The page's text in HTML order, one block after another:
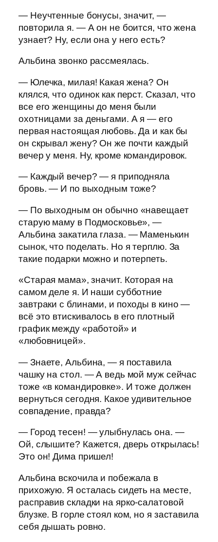
— Неучтенные бонусы, значит, —
повторила я. — А он не боится, что жена
узнает? Ну, если она у него есть?
Альбина звонко рассмеялась.
— Юлечка, милая! Какая жена? Он
клялся, что одинок как перст. Сказал, что
все его женщины до меня были
охотницами за деньгами. А я — его
первая настоящая любовь. Да и как бы
он скрывал жену? Он же почти каждый
вечер у меня. Ну, кроме командировок.
— Каждый вечер? — я приподняла
бровь. — И по выходным тоже?
— По выходным он обычно «навещает
старую маму в Подмосковье», —
Альбина закатила глаза. — Маменькин
сынок, что поделать. Но я терплю. За
такие подарки можно и потерпеть.
«Старая мама», значит. Которая на
самом деле я. И наши субботние
завтраки с блинами, и походы в кино —
всё это втискивалось в его плотный
график между «работой» и
«любовницей».
— Знаете, Альбина, — я поставила
чашку на стол. — А ведь мой муж сейчас
тоже «в командировке». И тоже должен
вернуться сегодня. Какое удивительное
совпадение, правда?
— Город тесен! — улыбнулась она. —
Ой, слышите? Кажется, дверь открылась!
Это он! Дима пришел!
Альбина вскочила и побежала в
прихожую. Я осталась сидеть на месте,
расправив складки на ярко-салатовой
блузке. В горле стоял ком, но я заставила
себя дышать ровно.